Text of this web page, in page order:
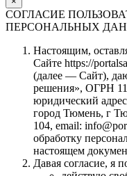
СОГЛАСИЕ
ПЕРСОНАЛЬНЫХ
Настоящим,
Сайте https://
(далее — Сайт),
решения», ОГРН
юридический
город Тюмень, г
104, email:
обработку
настоящем
Давая согласие, я